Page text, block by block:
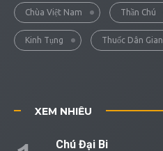
Chùa Việt Nam Thần Chú
Kinh Tụng Thuốc Dân Gian
XEM NHIỀU
Chú Đại Bi